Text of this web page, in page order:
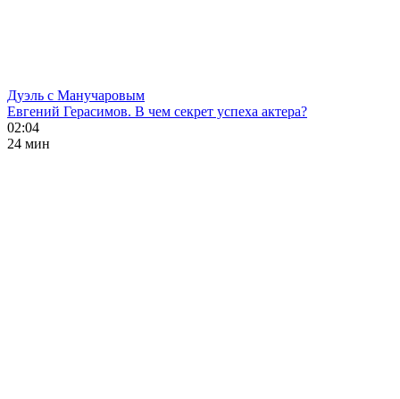
Дуэль с Манучаровым
Евгений Герасимов. В чем секрет успеха актера?
02:04
24 мин